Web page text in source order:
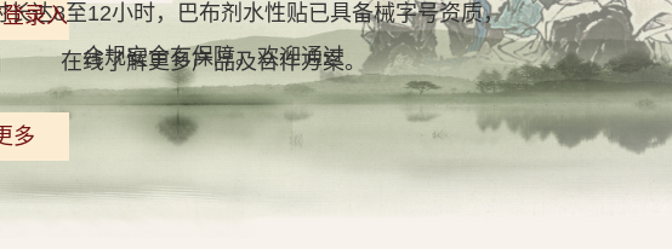
长达8至12小时，巴布剂水性贴已具备械字号资质，
合规安全有保障。欢迎通过
录入
在线了解更多产品及合作方案。
多